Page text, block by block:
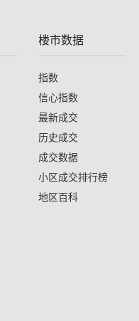
楼市数据
指数
信心指数
最新成交
历史成交
成交数据
小区成交排行榜
地区百科